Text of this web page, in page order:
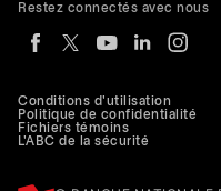
Conditions d'utilisation
Politique de confidentialité
Fichiers témoins
L'ABC de la sécurité
Restez connectés avec nous